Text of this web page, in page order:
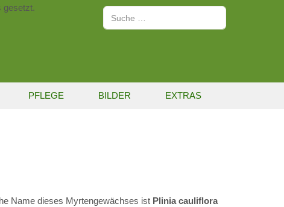
Suchen
PFLEGE BILDER EXTRAS
Name dieses Myrtengewächses ist Plinia cauliflora
gesetzt.